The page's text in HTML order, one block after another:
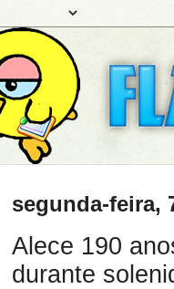
segunda-feira,
Alece 190
durante